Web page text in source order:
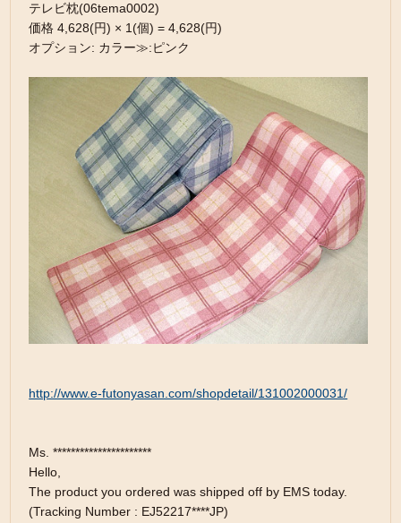
テレビ枕(06tema0002)
価格 4,628(円) × 1(個) = 4,628(円)
オプション: カラー≫:ピンク
http://www.e-futonyasan.com/shopdetail/131002000031/
Ms. **********************
Hello,
The product you ordered was shipped off by EMS today.
(Tracking Number : EJ52217****JP)